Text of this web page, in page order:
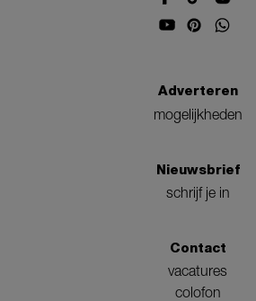
Adverteren
mogelijkheden
Nieuwsbrief
schrijf je in
Contact
vacatures
colofon